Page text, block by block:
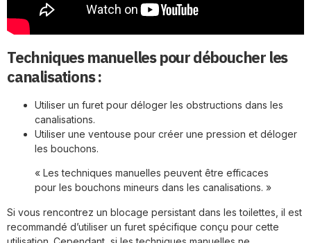
Techniques manuelles pour déboucher les
canalisations :
Utiliser un furet pour déloger les obstructions dans les
canalisations.
Utiliser une ventouse pour créer une pression et déloger
les bouchons.
« Les techniques manuelles peuvent être efficaces
pour les bouchons mineurs dans les canalisations. »
Si vous rencontrez un blocage persistant dans les toilettes, il est
recommandé d’utiliser un furet spécifique conçu pour cette